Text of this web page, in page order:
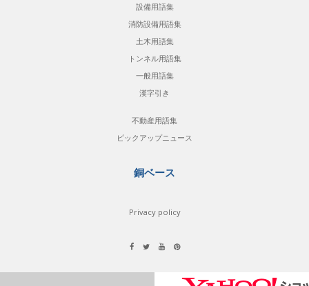
設備用語集
消防設備用語集
土木用語集
トンネル用語集
一般用語集
漢字引き
不動産用語集
ピックアップニュース
銅ベース
Privacy policy